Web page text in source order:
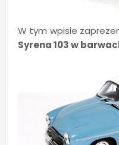
W tym wpisie
Syrena 103 w